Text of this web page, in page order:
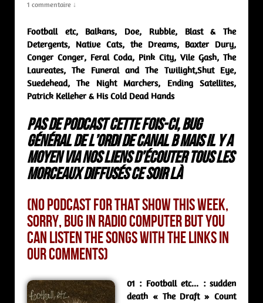
1 commentaire ↓
Football etc, Balkans, Doe, Rubble, Blast & The
Detergents, Native Cats, the Dreams, Baxter Dury,
Conger Conger, Feral Coda, Pink City, Vile Gash, The
Laureates, The Funeral and The Twilight,Shut Eye,
Suedehead, The Night Marchers, Ending Satellites,
Patrick Kelleher & His Cold Dead Hands
Pas de podcast cette fois-ci, bug
général de l’ordi de Canal B mais il y a
moyen via nos liens d’écouter tous les
morceaux diffusés ce soir là
(No Podcast for that show this week,
sorry, bug in radio computer but you
can listen the songs with the links in
our comments)
01 : Football etc… : sudden
death « The Draft » Count